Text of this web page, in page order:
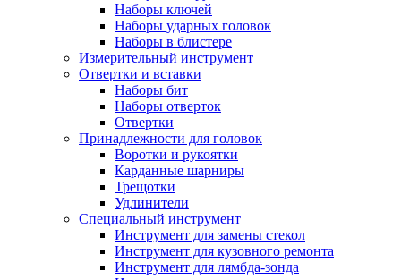
Наборы ключей
Наборы ударных головок
Наборы в блистере
Измерительный инструмент
Отвертки и вставки
Наборы бит
Наборы отверток
Отвертки
Принадлежности для головок
Воротки и рукоятки
Карданные шарниры
Трещотки
Удлинители
Специальный инструмент
Инструмент для замены стекол
Инструмент для кузовного ремонта
Инструмент для лямбда-зонда